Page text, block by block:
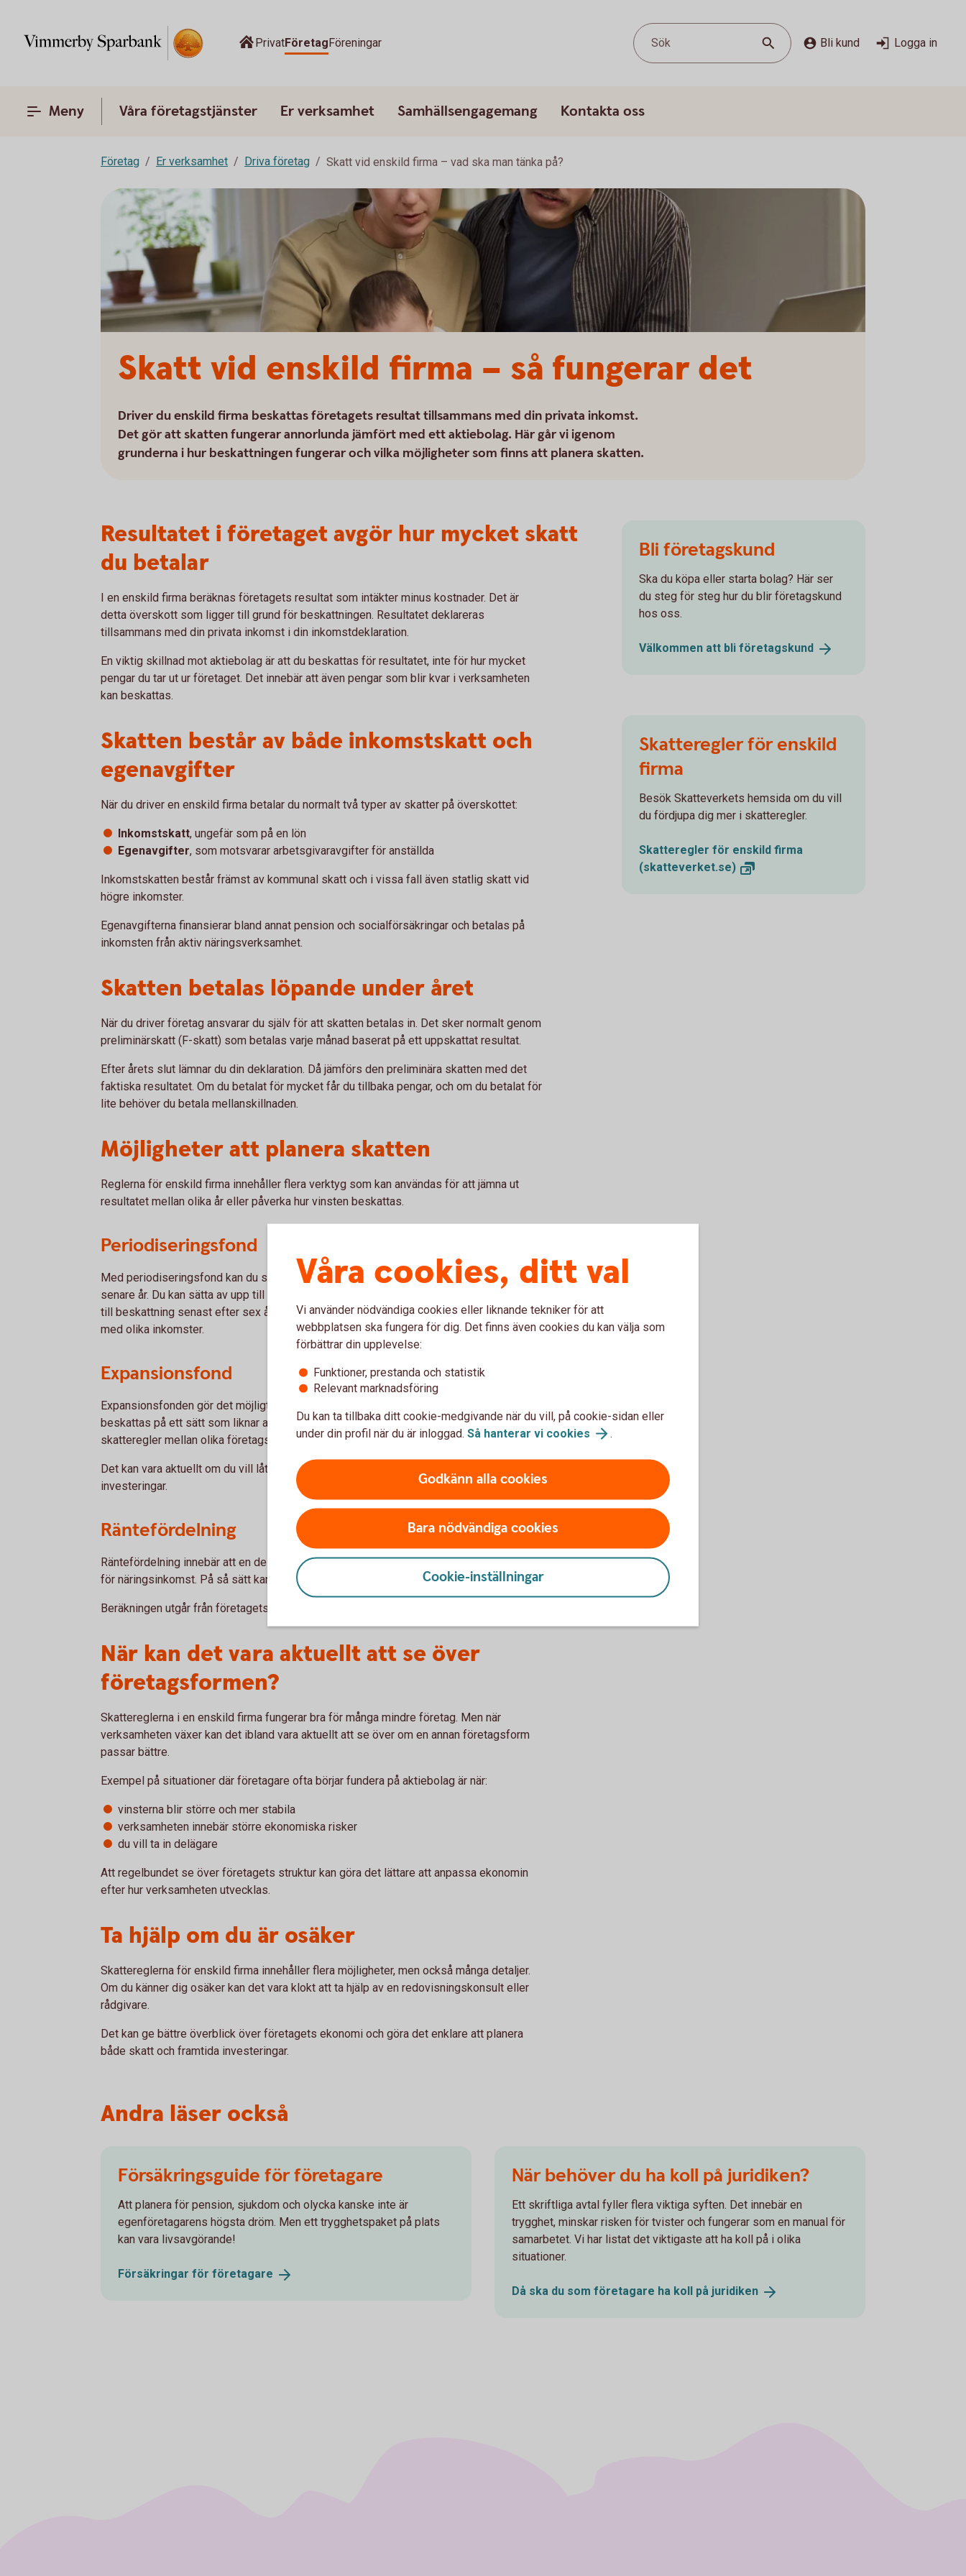
PrivatFöretagFöreningar Sök Bli kund Logga in
Meny Våra företagstjänster Er verksamhet Samhällsengagemang Kontakta oss
Företag Er verksamhet Driva företag Skatt vid enskild firma – vad ska man tänka på?
Skatt vid enskild firma – så fungerar det
Driver du enskild firma beskattas företagets resultat tillsammans med din privata inkomst.
Det gör att skatten fungerar annorlunda jämfört med ett aktiebolag. Här går vi igenom
grunderna i hur beskattningen fungerar och vilka möjligheter som finns att planera skatten.
Resultatet i företaget avgör hur mycket skatt
du betalar
I en enskild firma beräknas företagets resultat som intäkter minus kostnader. Det är
detta överskott som ligger till grund för beskattningen. Resultatet deklareras
tillsammans med din privata inkomst i din inkomstdeklaration.
En viktig skillnad mot aktiebolag är att du beskattas för resultatet, inte för hur mycket
pengar du tar ut ur företaget. Det innebär att även pengar som blir kvar i verksamheten
kan beskattas.
Skatten består av både inkomstskatt och
egenavgifter
När du driver en enskild firma betalar du normalt två typer av skatter på överskottet:
Inkomstskatt, ungefär som på en lön
Egenavgifter, som motsvarar arbetsgivaravgifter för anställda
Inkomstskatten består främst av kommunal skatt och i vissa fall även statlig skatt vid
högre inkomster.
Egenavgifterna finansierar bland annat pension och socialförsäkringar och betalas på
inkomsten från aktiv näringsverksamhet.
Skatten betalas löpande under året
När du driver företag ansvarar du själv för att skatten betalas in. Det sker normalt genom
preliminärskatt (F-skatt) som betalas varje månad baserat på ett uppskattat resultat.
Efter årets slut lämnar du din deklaration. Då jämförs den preliminära skatten med det
faktiska resultatet. Om du betalat för mycket får du tillbaka pengar, och om du betalat för
lite behöver du betala mellanskillnaden.
Möjligheter att planera skatten
Reglerna för enskild firma innehåller flera verktyg som kan användas för att jämna ut
resultatet mellan olika år eller påverka hur vinsten beskattas.
Periodiseringsfond
Med periodiseringsfond kan du skjuta upp beskattningen av en del av vinsten till ett
senare år. Du kan sätta av upp till 30 procent av resultatet, men fonden måste återföras
till beskattning senast efter sex år. Det kan vara ett sätt att jämna ut resultat mellan år
med olika inkomster.
Expansionsfond
Expansionsfonden gör det möjligt att låta vinster stanna kvar i verksamheten och
beskattas på ett sätt som liknar aktiebolag. Syftet är att skapa mer likvärdiga
skatteregler mellan olika företagsformer.
Det kan vara aktuellt om du vill låta kapital ligga kvar i företaget för framtida
investeringar.
Räntefördelning
Räntefördelning innebär att en del av vinsten kan beskattas som kapitalinkomst i stället
för näringsinkomst. På så sätt kan den totala skatten bli lägre i vissa situationer.
Beräkningen utgår från företagets egna kapital och görs i deklarationen.
När kan det vara aktuellt att se över
företagsformen?
Skattereglerna i en enskild firma fungerar bra för många mindre företag. Men när
verksamheten växer kan det ibland vara aktuellt att se över om en annan företagsform
passar bättre.
Exempel på situationer där företagare ofta börjar fundera på aktiebolag är när:
vinsterna blir större och mer stabila
verksamheten innebär större ekonomiska risker
du vill ta in delägare
Att regelbundet se över företagets struktur kan göra det lättare att anpassa ekonomin
efter hur verksamheten utvecklas.
Ta hjälp om du är osäker
Skattereglerna för enskild firma innehåller flera möjligheter, men också många detaljer.
Om du känner dig osäker kan det vara klokt att ta hjälp av en redovisningskonsult eller
rådgivare.
Det kan ge bättre överblick över företagets ekonomi och göra det enklare att planera
både skatt och framtida investeringar.
Bli företagskund
Ska du köpa eller starta bolag? Här ser
du steg för steg hur du blir företagskund
hos oss.
Välkommen att bliföretagskund
Skatteregler för enskild
firma
Besök Skatteverkets hemsida om du vill
du fördjupa dig mer i skatteregler.
Skatteregler för enskild firma
(skatteverket.se)
Andra läser också
Försäkringsguide för företagare
Att planera för pension, sjukdom och olycka kanske inte är
egenföretagarens högsta dröm. Men ett trygghetspaket på plats
kan vara livsavgörande!
Försäkringar för företagare
När behöver du ha koll på juridiken?
Ett skriftliga avtal fyller flera viktiga syften. Det innebär en
trygghet, minskar risken för tvister och fungerar som en manual för
samarbetet. Vi har listat det viktigaste att ha koll på i olika
situationer.
Då ska du som företagare ha koll på juridiken
Våra cookies, ditt val
Vi använder nödvändiga cookies eller liknande tekniker för att
webbplatsen ska fungera för dig. Det finns även cookies du kan välja som
förbättrar din upplevelse:
Funktioner, prestanda och statistik
Relevant marknadsföring
Du kan ta tillbaka ditt cookie-medgivande när du vill, på cookie-sidan eller
under din profil när du är inloggad. Så hanterar vi cookies .
Godkänn alla cookies
Bara nödvändiga cookies
Cookie-inställningar